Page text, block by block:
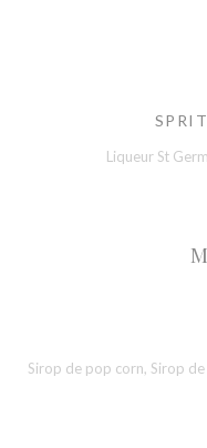
Liqueur St
Sirop de pop corn, Sirop